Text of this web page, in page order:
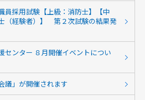
員採用試験【上級：消防士】【中
（経験者）】 第２次試験の結果発
センター ８月開催イベントについ
議」が開催されます